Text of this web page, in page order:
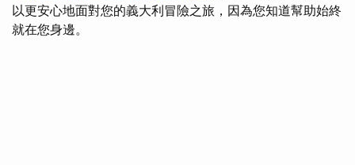
以更安心地面對您的義大利冒險之旅，因為您知道幫助始終
就在您身邊。